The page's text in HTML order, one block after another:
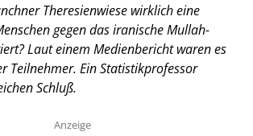
Theresienwiese wirklich eine
gegen das iranische Mullah-
Laut einem Medienbericht waren es
Teilnehmer. Ein Statistikprofessor
Schluß.
Anzeige